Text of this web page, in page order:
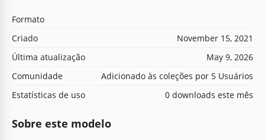
Formato
Criado
November 15, 2021
Última atualização
May 9, 2026
Comunidade
Adicionado às coleções por 5 Usuários
Estatísticas de uso
0 downloads este mês
Sobre este modelo